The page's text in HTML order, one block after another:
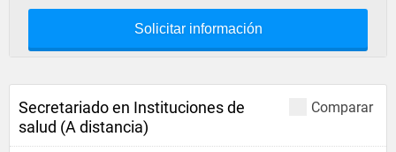
Solicitar información
Comparar
Secretariado en Instituciones de
salud (A distancia)